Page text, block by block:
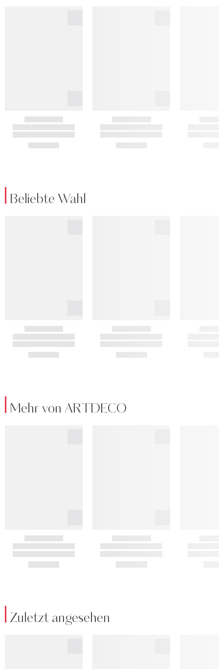
Beliebte Wahl
Mehr von ARTDECO
Zuletzt angesehen